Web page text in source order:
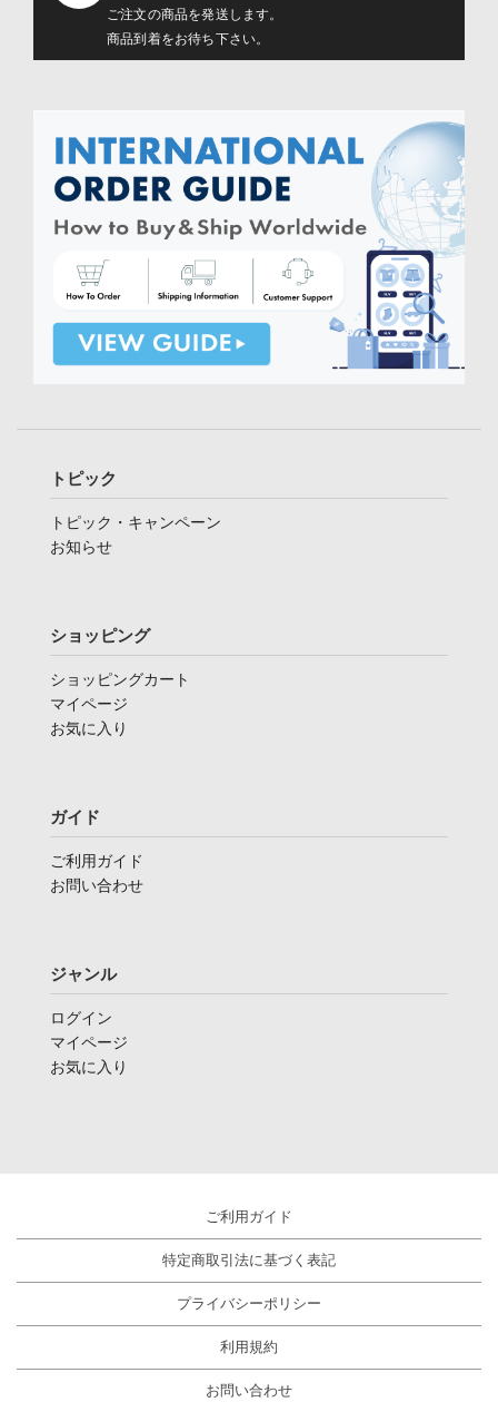
ご注文の商品を発送します。
商品到着をお待ち下さい。
トピック
トピック・キャンペーン
お知らせ
ショッピング
ショッピングカート
マイページ
お気に入り
ガイド
ご利用ガイド
お問い合わせ
ジャンル
ログイン
マイページ
お気に入り
ご利用ガイド
特定商取引法に基づく表記
プライバシーポリシー
利用規約
お問い合わせ